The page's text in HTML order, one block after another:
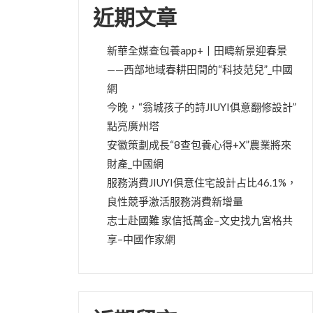
近期文章
新華全媒查包養app+丨田疇新景迎春景
——西部地域春耕田間的“科技范兒”_中國
網
今晚，“翁城孩子的詩JIUYI俱意翻修設計”
點亮廣州塔
安徽策劃成長“8查包養心得+X”農業將來
財產_中國網
服務消費JIUYI俱意住宅設計占比46.1%，
良性競爭激活服務消費新增量
志士赴國難 家信抵萬金–文史找九宮格共
享–中國作家網